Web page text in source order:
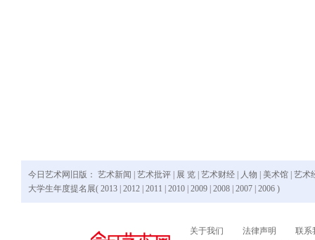
今日艺术网旧版： 艺术新闻 艺术批评 展 览 艺术财经 人物 美术馆 艺术
大学生年度提名展( 2013 2012 2011 2010 2009 2008 2007 2006 )
关于我们 法律声明
联系